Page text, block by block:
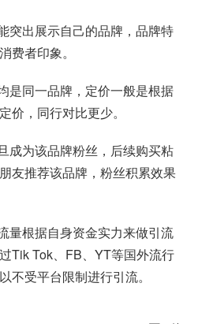
突出展示自己的品牌，品牌特
费者印象。
是同一品牌，定价一般是根据
价，同行对比更少。
成为该品牌粉丝，后续购买粘
友推荐该品牌，粉丝积累效果
量根据自身资金实力来做引流
Tik Tok、FB、YT等国外流行
不受平台限制进行引流。